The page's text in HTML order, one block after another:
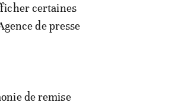
certaines
de presse
de remise